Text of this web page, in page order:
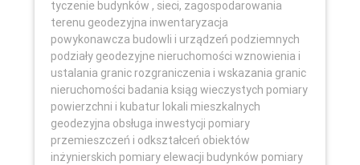
tyczenie budynków , sieci, zagospodarowania
terenu geodezyjna inwentaryzacja
powykonawcza budowli i urządzeń podziemnych
podziały geodezyjne nieruchomości wznowienia i
ustalania granic rozgraniczenia i wskazania granic
nieruchomości badania ksiąg wieczystych pomiary
powierzchni i kubatur lokali mieszkalnych
geodezyjna obsługa inwestycji pomiary
przemieszczeń i odkształceń obiektów
inżynierskich pomiary elewacji budynków pomiary